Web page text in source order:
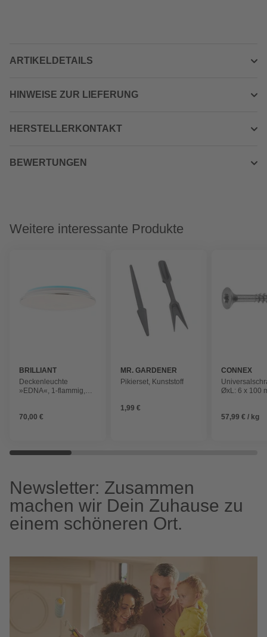
ARTIKELDETAILS
HINWEISE ZUR LIEFERUNG
HERSTELLERKONTAKT
BEWERTUNGEN
Weitere interessante Produkte
BRILLIANT
Deckenleuchte
»EDNA«, 1-flammig,
20
70,00 €
MR. GARDENER
Pikierset, Kunststoff
1,99 €
CONNEX
ØxL: 6 x 100
57,99 € / kg
Newsletter: Zusammen
machen wir Dein Zuhause zu
einem schöneren Ort.